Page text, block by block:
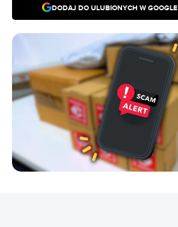
DODAJ DO ULUBIONYCH W GOOGLE